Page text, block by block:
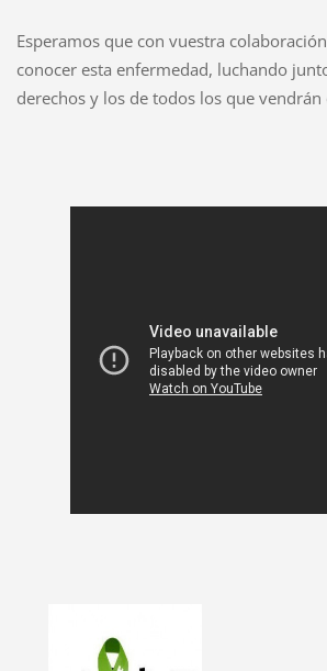
Esperamos que con vuestra
conocer esta enfermedad, luchando
derechos y los de todos los que vendrán